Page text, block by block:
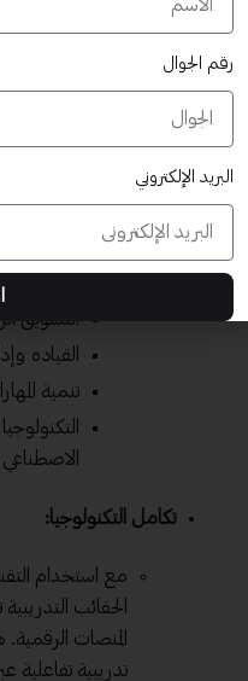
التسويق
القيادة
تنمية
الاصطناعي
تكامل التكنولوجيا:
مع استخدام
الحقائب
المنصات
تدريبية تفاعلية
رقم الجوال
البريد الإلكتروني